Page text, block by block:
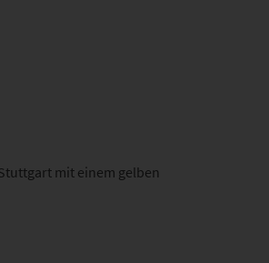
mit einem gelben